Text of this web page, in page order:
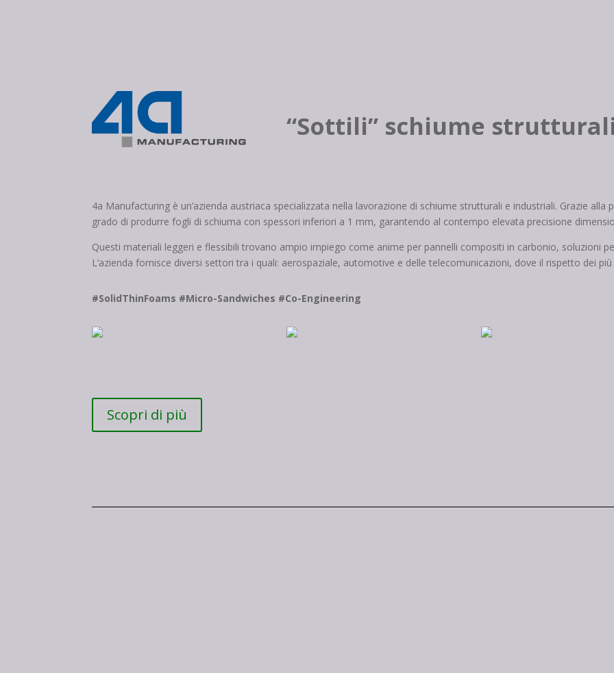
“Sottili” schiume strutturali
4a Manufacturing è un’azienda austriaca specializzata nella lavorazione di schiume strutturali e industriali. Grazie
grado di produrre fogli di schiuma con spessori inferiori a 1 mm, garantendo al contempo elevata precisione
Questi materiali leggeri e flessibili trovano ampio impiego come anime per pannelli compositi in carbonio, soluzioni
L’azienda fornisce diversi settori tra i quali: aerospaziale, automotive e delle telecomunicazioni, dove il rispetto dei
#SolidThinFoams #Micro-Sandwiches #Co-Engineering
Scopri di più